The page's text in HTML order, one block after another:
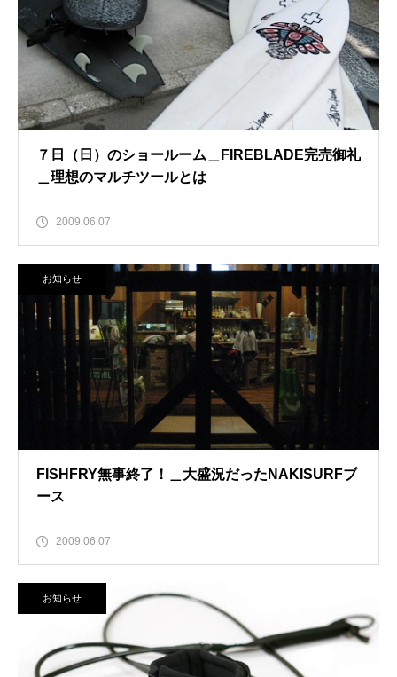
７日（日）のショールーム＿FIREBLADE完売御礼
＿理想のマルチツールとは
2009.06.07
お知らせ
FISHFRY無事終了！＿大盛況だったNAKISURFブ
ース
2009.06.07
お知らせ